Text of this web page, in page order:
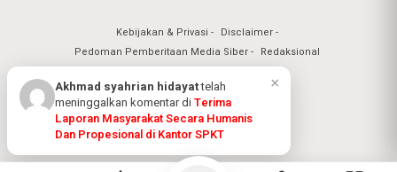
Kebijakan & Privasi
Disclaimer
Pedoman Pemberitaan Media Siber
Redaksional
Nuansa Realita Jaya 2026
×
Akhmad syahrian hidayattelah
meninggalkan komentar di Terima
Laporan Masyarakat Secara Humanis
Dan Propesional di Kantor SPKT